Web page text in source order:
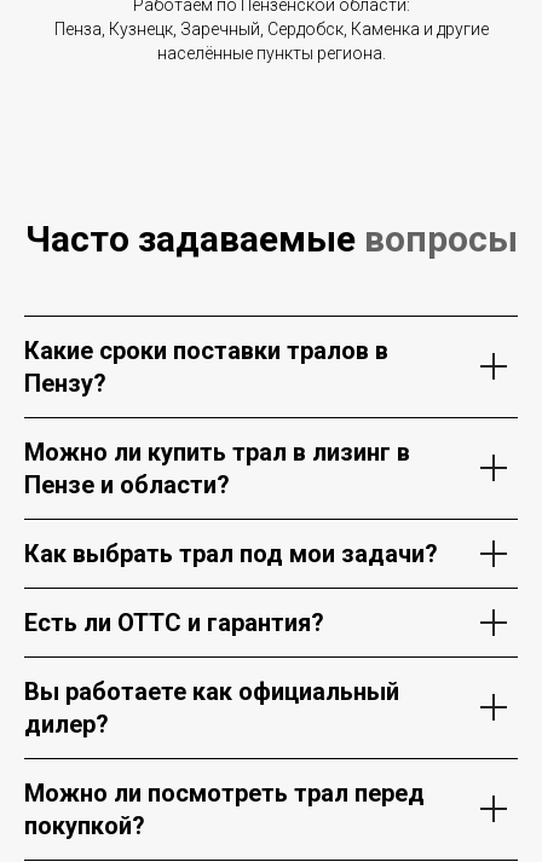
Работаем по Пензенской области:
Пенза, Кузнецк, Заречный, Сердобск, Каменка и другие
населённые пункты региона.
Часто задаваемые вопросы
Какие сроки поставки тралов в
Пензу?
Можно ли купить трал в лизинг в
Пензе и области?
Как выбрать трал под мои задачи?
Есть ли ОТТС и гарантия?
Вы работаете как официальный
дилер?
Можно ли посмотреть трал перед
покупкой?